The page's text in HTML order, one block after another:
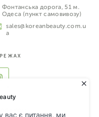
Фонтанська дорога, 51 м.
Одеса (пункт самовивозу)
sales@koreanbeauty.com.u
a